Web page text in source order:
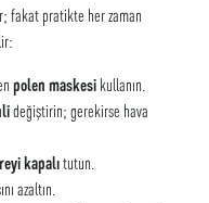
fakat pratikte her zaman
polen maskesi kullanın.
değiştirin; gerekirse hava
kapalıtutun.
azaltın.